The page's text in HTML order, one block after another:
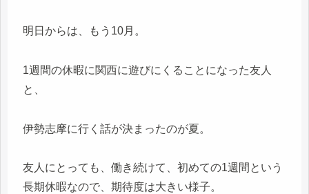
明日からは、もう10月。
1週間の休暇に関西に遊びにくることになった友人
と、
伊勢志摩に行く話が決まったのが夏。
友人にとっても、働き続けて、初めての1週間という
長期休暇なので、期待度は大きい様子。